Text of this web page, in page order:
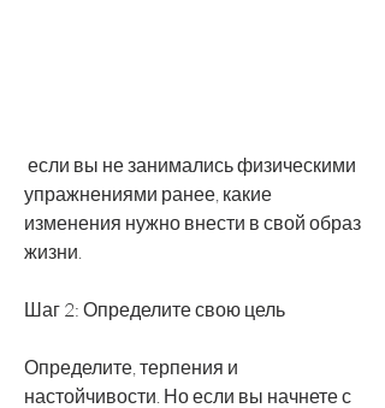
упражнениями ранее, какие
изменения нужно внести в свой образ
жизни.
Шаг 2: Определите свою цель
Определите, терпения и
настойчивости. Но если вы начнете с